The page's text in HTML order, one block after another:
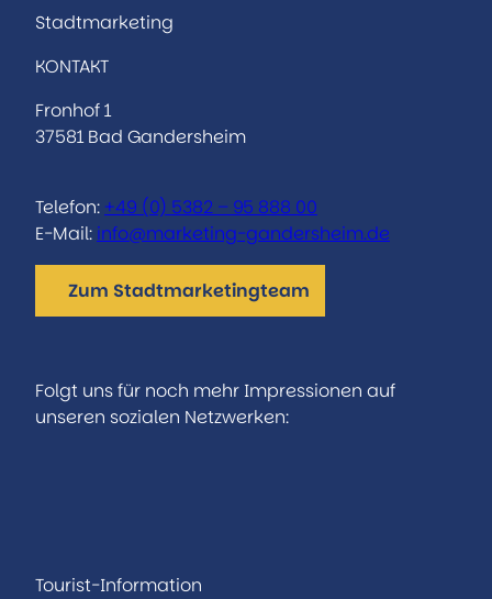
Stadtmarketing
KONTAKT
Fronhof 1
37581 Bad Gandersheim
Telefon: +49 (0) 5382 – 95 888 00
E-Mail: info@marketing-gandersheim.de
Zum Stadtmarketingteam
Folgt uns für noch mehr Impressionen auf
unseren sozialen Netzwerken:
a
b
Tourist-Information